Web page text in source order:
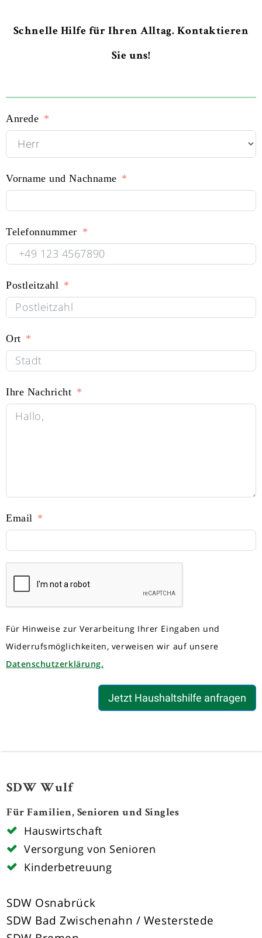
Schnelle Hilfe für Ihren Alltag. Kontaktieren
Sie uns!
Anrede
Vorname und Nachname
Telefonnummer
Postleitzahl
Ort
Ihre Nachricht
Email
Für Hinweise zur Verarbeitung Ihrer Eingaben und
Widerrufsmöglichkeiten, verweisen wir auf unsere
Datenschutzerklärung.
Jetzt Haushaltshilfe anfragen
SDW Wulf
Für Familien, Senioren und Singles
Hauswirtschaft
Versorgung von Senioren
Kinderbetreuung
SDW Osnabrück
SDW Bad Zwischenahn / Westerstede